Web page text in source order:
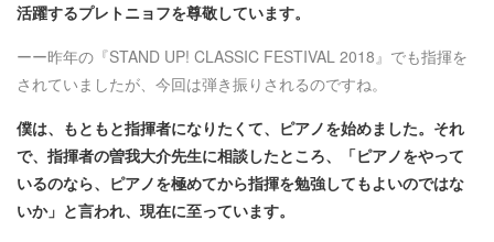
活躍するプレトニョフを尊敬しています。
ーー昨年の『STAND UP! CLASSIC FESTIVAL 2018』でも指揮を
されていましたが、今回は弾き振りされるのですね。
僕は、もともと指揮者になりたくて、ピアノを始めました。それ
で、指揮者の曽我大介先生に相談したところ、「ピアノをやって
いるのなら、ピアノを極めてから指揮を勉強してもよいのではな
いか」と言われ、現在に至っています。